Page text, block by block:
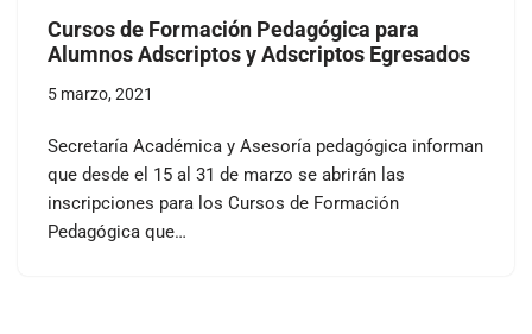
Cursos de Formación Pedagógica para
Alumnos Adscriptos y Adscriptos Egresados
5 marzo, 2021
Secretaría Académica y Asesoría pedagógica informan
que desde el 15 al 31 de marzo se abrirán las
inscripciones para los Cursos de Formación
Pedagógica que…